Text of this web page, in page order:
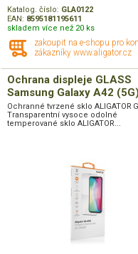
Katalog. číslo: GLA0122
EAN: 8595181195611
skladem více než 20 ks
zakoupit na e-shopu pro
zákazníky www.aligator.cz
Ochrana displeje GLASS
Samsung Galaxy A42
Ochranné tvrzené sklo ALIGATOR
Transparentní vysoce odolné
temperované sklo ALIGATOR...